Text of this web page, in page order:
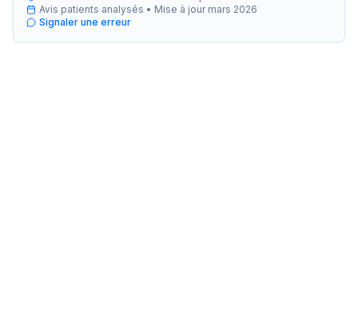
Avis patients analysés • Mise à jour mars 2026
Signaler une erreur